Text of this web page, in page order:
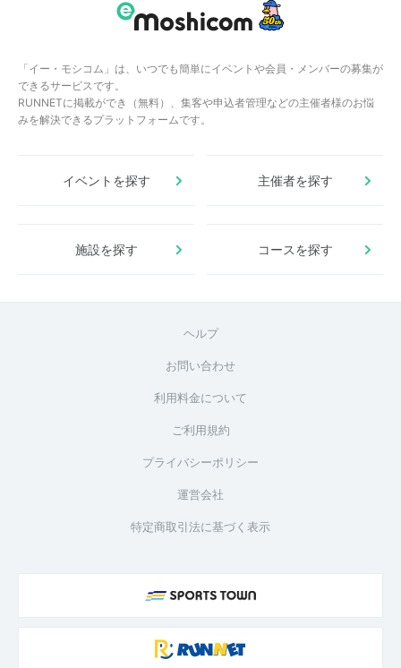
「イー・モシコム」は、いつでも簡単にイベントや会員・メンバーの募集が
できるサービスです。
RUNNETに掲載ができ（無料）、集客や申込者管理などの主催者様のお悩
みを解決できるプラットフォームです。
イベントを探す 主催者を探す
施設を探す コースを探す
ヘルプ
お問い合わせ
利用料金について
ご利用規約
プライバシーポリシー
運営会社
特定商取引法に基づく表示